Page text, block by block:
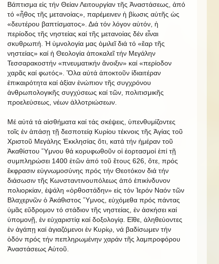
Βάπτισμα εἰς τήν Θείαν Λειτουργίαν τῆς Ἀναστάσεως, ἀπό
τό «ἦθος τῆς μετανοίας», παρέμεινεν ἡ βίωσις αὐτῆς ὡς
«δευτέρου βαπτίσματος». Διά τόν λόγον αὐτόν, ἡ
περίοδος τῆς νηστείας καί τῆς μετανοίας δέν εἶναι
σκυθρωπή. Ἡ ὑμνολογία μας ὁμιλεῖ διά τό «ἔαρ τῆς
νηστείας» καί ἡ Θεολογία ἀποκαλεῖ τήν Μεγάλην
Τεσσαρακοστήν «πνευματικήν ἄνοιξιν» καί «περίοδον
χαρᾶς καί φωτός». Ὅλα αὐτά ἀποκτοῦν ἰδιαιτέραν
ἐπικαιρότητα καί ἀξίαν ἐνώπιον τῆς συγχρόνου
ἀνθρωπολογικῆς συγχύσεως καί τῶν, πολιτισμικῆς
προελεύσεως, νέων ἀλλοτριώσεων.
Μέ αὐτά τά αἰσθήματα καί τάς σκέψεις, ὑπενθυμίζοντες
τοῖς ἐν ἁπάσῃ τῇ δεσποτείᾳ Κυρίου τέκνοις τῆς Ἁγίας τοῦ
Χριστοῦ Μεγάλης Ἐκκλησίας ὅτι, κατά τήν ἡμέραν τοῦ
Ἀκαθίστου Ὕμνου θά κορυφωθοῦν οἱ ἑορτασμοί ἐπί τῇ
συμπληρώσει 1400 ἐτῶν ἀπό τοῦ ἔτους 626, ὅτε, πρός
ἔκφρασιν εὐγνωμοσύνης πρός τήν Θεοτόκον διά τήν
διάσωσιν τῆς Κωνσταντινουπόλεως ἀπό ἐπικίνδυνον
πολιορκίαν, ἐψάλη «ὀρθοστάδην» εἰς τόν Ἱερόν Ναόν τῶν
Βλαχερνῶν ὁ Ἀκάθιστος Ὕμνος, εὐχόμεθα πρός πάντας
ὑμᾶς εὔδρομον τό στάδιον τῆς νηστείας, ἐν ἀσκήσει καί
ὑπομονῇ, ἐν εὐχαριστίᾳ καί δοξολογίᾳ. Εἴθε, ἀληθεύοντες
ἐν ἀγάπῃ καί ἁγιαζόμενοι ἐν Κυρίῳ, νά βαδίσωμεν τήν
ὁδόν πρός τήν πεπληρωμένην χαράν τῆς λαμπροφόρου
Ἀναστάσεως Αὐτοῦ.